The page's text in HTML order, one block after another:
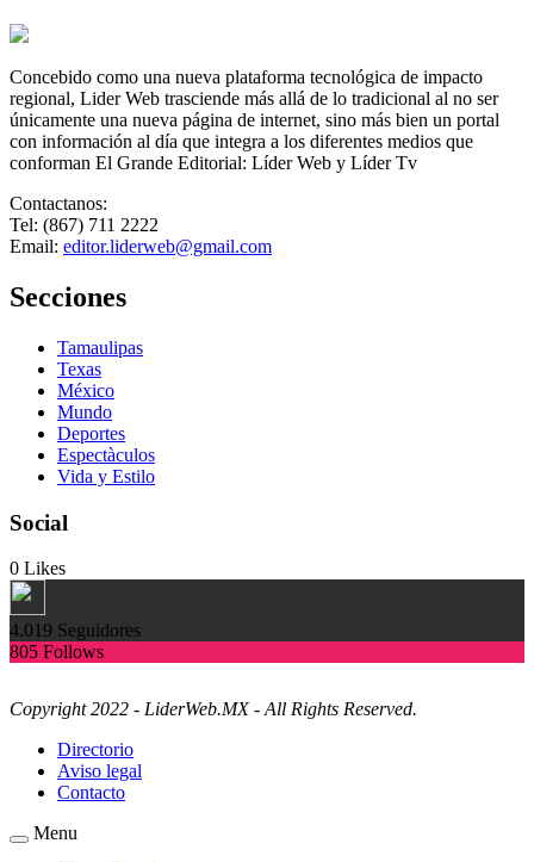
Concebido como una nueva plataforma tecnológica de impacto
regional, Lider Web trasciende más allá de lo tradicional al no ser
únicamente una nueva página de internet, sino más bien un portal
con información al día que integra a los diferentes medios que
conforman El Grande Editorial: Líder Web y Líder Tv
Contactanos:
Tel: (867) 711 2222
Email: editor.liderweb@gmail.com
Secciones
Tamaulipas
Texas
México
Mundo
Deportes
Espectàculos
Vida y Estilo
Social
0 Likes
4.019 Seguidores
805 Follows
Copyright 2022 - LiderWeb.MX - All Rights Reserved.
Directorio
Aviso legal
Contacto
Menu